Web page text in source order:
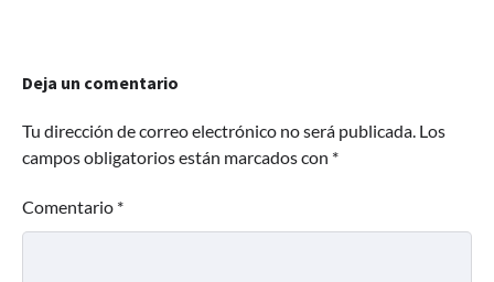
Deja un comentario
Tu dirección de correo electrónico no será publicada. Los
campos obligatorios están marcados con *
Comentario *